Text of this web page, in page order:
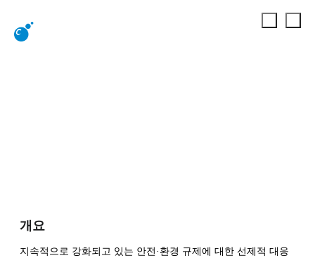
개요
지속적으로 강화되고 있는 안전·환경 규제에 대한 선제적 대응